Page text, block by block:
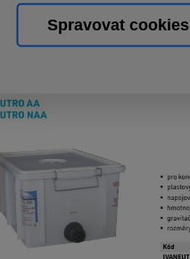
Spravovat cookies